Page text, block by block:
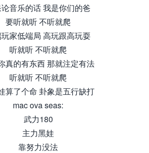
音乐的话 我是你们的爸
要听就听 不听就爬
家低端局 高玩跟高玩耍
听就听 不听就爬
真的有东西 那就注定有法
听就听 不听就爬
算了个命 卦象是五行缺打
mac ova seas:
武力180
主力黑娃
靠努力没法